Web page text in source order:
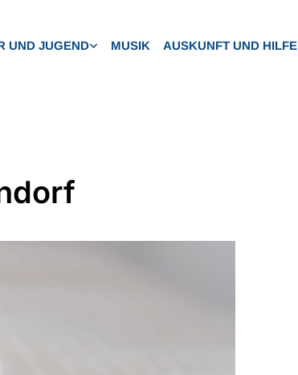
UND JUGEND MUSIK AUSKUNFT UND HILFE